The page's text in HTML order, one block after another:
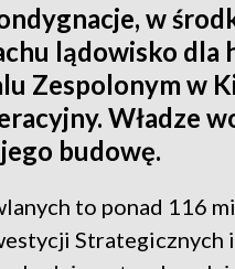
w
lądowisko
Zespolonym w
Władze
budowę.
to ponad 116
Strategicznych